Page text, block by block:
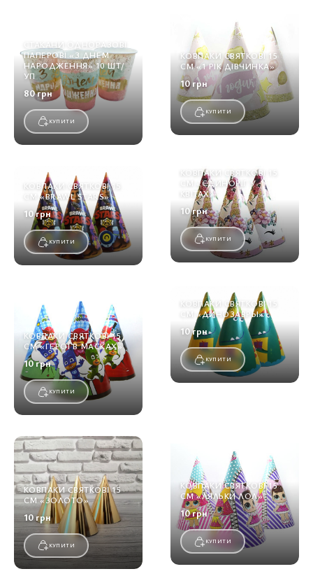
СТАКАНИ ОДНОРАЗОВІ
ПАПЕРОВІ «З ДНЕМ
НАРОДЖЕННЯ» 10 ШТ/
УП
80 грн
КУПИТИ
КОВПАКИ СВЯТКОВІ 15
СМ «1 РІК ДІВЧИНКА»
10 грн
КУПИТИ
КОВПАКИ СВЯТКОВІ 15
СМ «BRAWL STARS»
10 грн
КУПИТИ
КОВПАКИ СВЯТКОВІ 15
СМ «ЄДИНОРІГ У
КВІТАХ»
10 грн
КУПИТИ
КОВПАКИ СВЯТКОВІ 15
СМ «ГЕРОЇ В МАСКАХ»
10 грн
КУПИТИ
КОВПАКИ СВЯТКОВІ 15
СМ «ДИНОЗАВРЫ»
10 грн
КУПИТИ
КОВПАКИ СВЯТКОВІ 15
СМ «ЗОЛОТО»
10 грн
КУПИТИ
КОВПАКИ СВЯТКОВІ 15
СМ «ЛЯЛЬКИ ЛОЛ»
10 грн
КУПИТИ